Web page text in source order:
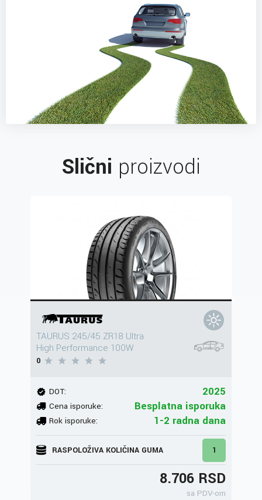
Slični proizvodi
TAURUS 245/45 ZR18 Ultra
High Performance 100W
0
DOT: 2025
Cena isporuke: Besplatna isporuka
Rok isporuke: 1-2 radna dana
RASPOLOŽIVA KOLIČINA GUMA 1
8.706 RSD
sa PDV-om